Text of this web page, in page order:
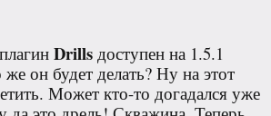
Drillsдоступен на 1.5.1
он будет делать? Ну на этот
Может кто-то догадался уже